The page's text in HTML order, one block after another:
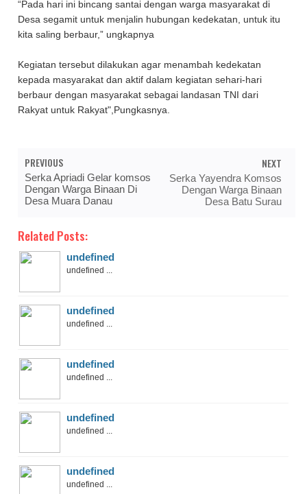
“Pada hari ini bincang santai dengan warga masyarakat di
Desa segamit untuk menjalin hubungan kedekatan, untuk itu
kita saling berbaur,” ungkapnya
Kegiatan tersebut dilakukan agar menambah kedekatan
kepada masyarakat dan aktif dalam kegiatan sehari-hari
berbaur dengan masyarakat sebagai landasan TNI dari
Rakyat untuk Rakyat",Pungkasnya.
PREVIOUS
Serka Apriadi Gelar komsos
Dengan Warga Binaan Di
Desa Muara Danau
NEXT
Serka Yayendra Komsos
Dengan Warga Binaan
Desa Batu Surau
Related Posts:
undefined
undefined ...
undefined
undefined ...
undefined
undefined ...
undefined
undefined ...
undefined
undefined ...